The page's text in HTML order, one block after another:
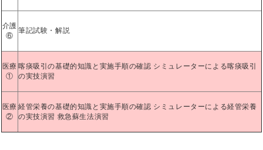
介護
⑥
筆記試験・解説
医療
①
喀痰吸引の基礎的知識と実施手順の確認 シミュレーターによる喀痰吸引
の実技演習
医療
②
経管栄養の基礎的知識と実施手順の確認 シミュレーターによる経管栄養
の実技演習 救急蘇生法演習